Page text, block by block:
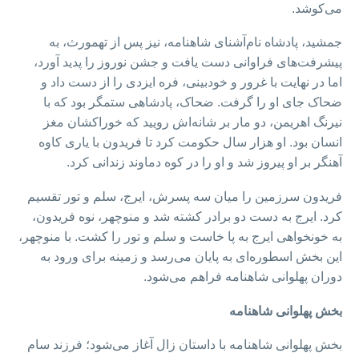
می‌کوشد.
جمشید، پادشاه نام‌آشنای شاهنامه، نیز پس از تهمورث، به
پیشرفت‌های فراوانی دست یافت و جشن نوروز را پدید آورد،
اما در نهایت با غرور و خودبینی، فره ایزدی را از دست داد و
ضحاک جای او را گرفت. ضحاک، پادشاهی ستمگر بود که با
نیرنگ اهریمن، دو مار بر شانه‌اش رویید که خوراکشان مغز
انسان بود. او هزار سال حکومت کرد تا فریدون با یاری کاوه
آهنگر بر او پیروز شد و او را در کوه دماوند زندانی کرد.
فریدون سرزمین را میان سه پسرش، ایرج، سلم و تور تقسیم
کرد. ایرج به دست دو برادر کشته شد و منوچهر، نوه‌ فریدون،
به خونخواهی ایرج به‌ پا خاست و سلم و تور را کشت. با منوچهر،
این بخش اسطوره‌ای به پایان می‌رسد و زمینه برای ورود به
دوران پهلوانی شاهنامه فراهم می‌شود.
بخش پهلوانی شاهنامه
بخش پهلوانی شاهنامه با داستان زال آغاز می‌شود؛ فرزند سام